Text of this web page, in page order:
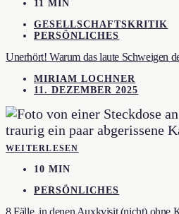
11 MIN
GESELLSCHAFTSKRITIK
PERSÖNLICHES
Unerhört! Warum das laute Schweigen
MIRIAM LOCHNER
11. DEZEMBER 2025
WEITERLESEN
10 MIN
PERSÖNLICHES